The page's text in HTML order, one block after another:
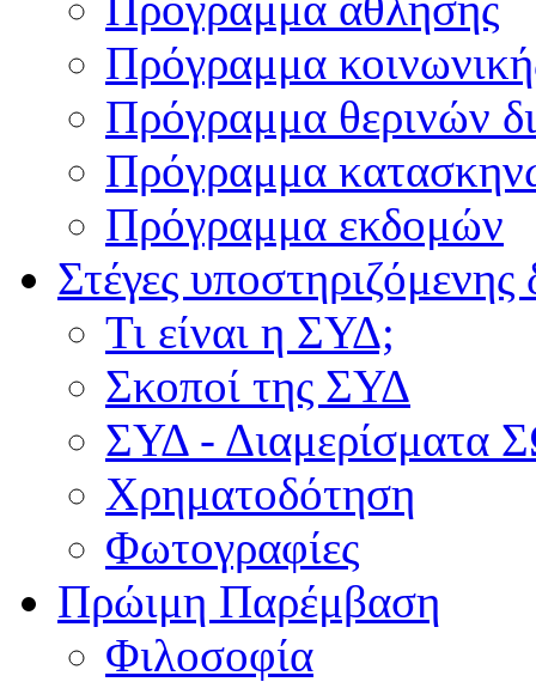
Πρόγραμμα
Πρόγραμμα θερινών
Πρόγραμμα
Πρόγραμμα εκδομών
Στέγες υποστηριζόμενης
Τι είναι η ΣΥΔ;
Σκοποί της ΣΥΔ
ΣΥΔ - Διαμερίσματα
Χρηματοδότηση
Φωτογραφίες
Πρώιμη Παρέμβαση
Φιλοσοφία